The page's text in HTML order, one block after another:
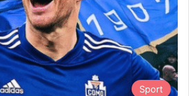
Sport